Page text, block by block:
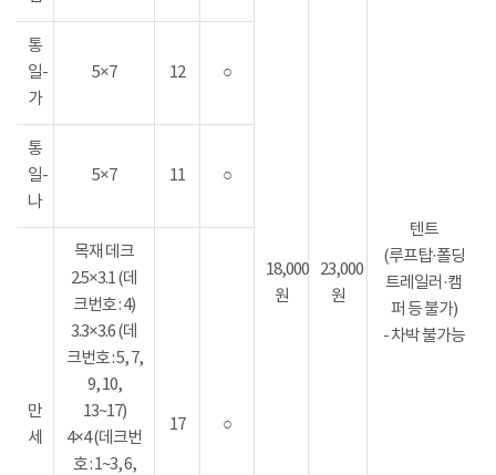
18,000
원
23,000
원
텐트
(루프탑·폴딩
트레일러·캠
퍼 등 불가)
- 차박 불가능
통
일-
가
5×7 12 ○
통
일-
나
5×7 11 ○
만
세
목재 데크
2.5×3.1 (데
크번호 : 4)
3.3×3.6 (데
크번호 : 5, 7,
9, 10,
13~17)
4×4 (데크번
호 : 1~3, 6,
17 ○